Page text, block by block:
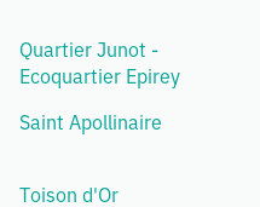
Quartier Junot -
Ecoquartier Epirey
Saint Apollinaire
Toison d'Or